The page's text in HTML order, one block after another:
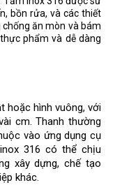
bồn rửa, và các thiết
chống ăn mòn và bám
phẩm và dễ dàng
hoặc hình vuông, với
cm. Thanh thường
vào ứng dụng cụ
316 có thể chịu
xây dựng, chế tạo
khác.